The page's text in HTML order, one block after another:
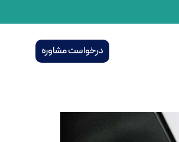
درخواست مشاوره